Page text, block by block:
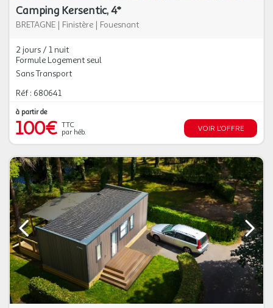
Camping Kersentic, 4*
BRETAGNE | Finistère | Fouesnant
2 jours / 1 nuit
Formule Logement seul
Sans Transport
Réf : 680641
à partir de
100€ TTC
par héb.
VOIR L'OFFRE